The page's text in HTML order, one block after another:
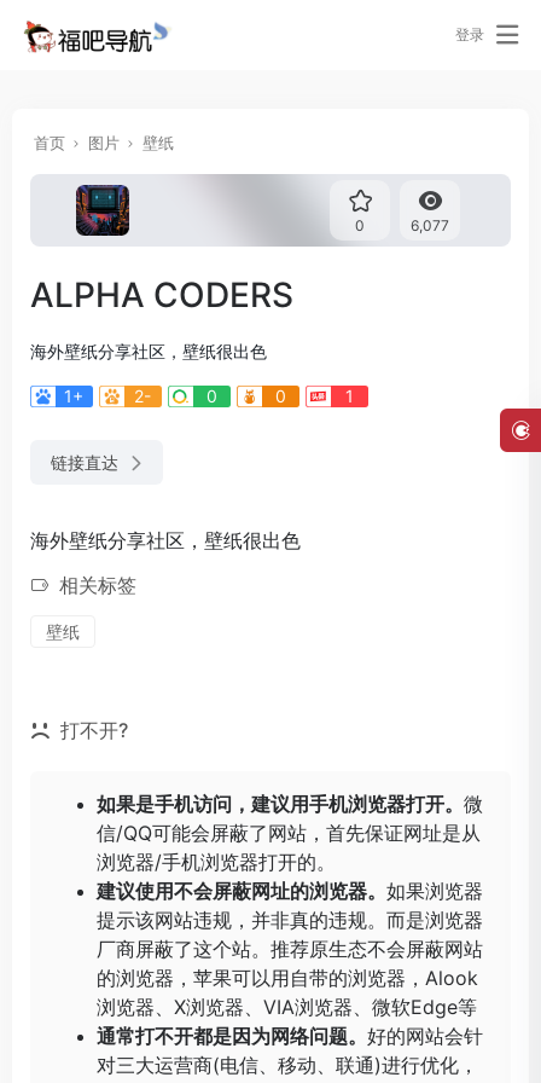
登录
首页 图片 壁纸
0 6,077
ALPHA CODERS
海外壁纸分享社区，壁纸很出色
1+ 2- 0 0 1
链接直达
海外壁纸分享社区，壁纸很出色
相关标签
壁纸
打不开?
如果是手机访问，建议用手机浏览器打开。 微
信/QQ可能会屏蔽了网站，首先保证网址是从
浏览器/手机浏览器打开的。
建议使用不会屏蔽网址的浏览器。 如果浏览器
提示该网站违规，并非真的违规。而是浏览器
厂商屏蔽了这个站。推荐原生态不会屏蔽网站
的浏览器，苹果可以用自带的浏览器， Alook
浏览器
X浏览器 VIA浏览器 微软Edge等
通常打不开都是因为网络问题。 好的网站会针
对三大运营商(电信、移动、联通)进行优化，